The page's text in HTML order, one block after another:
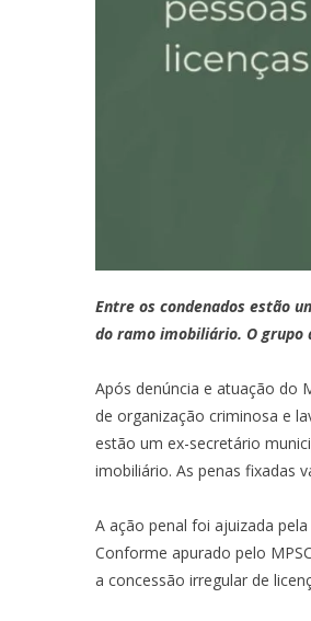
Entre os condenados estão
do ramo imobiliário. O grupo
Após denúncia e atuação do
de organização criminosa e
estão um ex-secretário
imobiliário. As penas fixadas
A ação penal foi ajuizada
Conforme apurado pelo
a concessão irregular de